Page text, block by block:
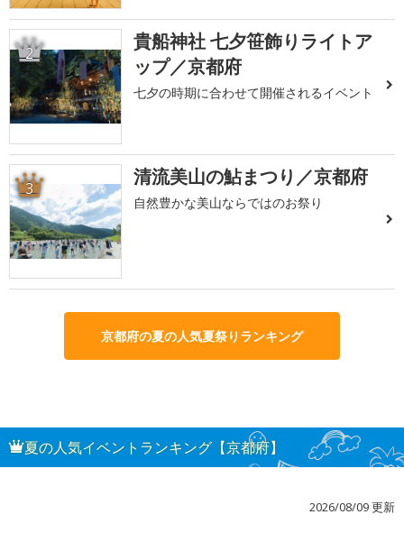
2
貴船神社 七夕笹飾りライトア
ップ／京都府
七夕の時期に合わせて開催されるイベント
3 清流美山の鮎まつり／京都府
自然豊かな美山ならではのお祭り
京都府の夏の人気夏祭りランキング
夏の人気イベントランキング【京都府】
2026/08/09 更新